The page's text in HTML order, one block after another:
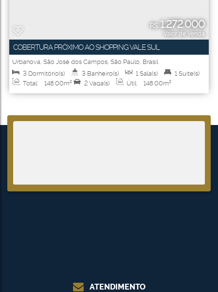
R$1.272.000
Valor de Venda
COBERTURA PRÓXIMO AO SHOPPING VALE SUL
Urbanova, São José dos Campos, São Paulo, Brasil
3 Dormitório(s) 3 Banheiro(s) 1 Sala(s) 1 Suíte(s)
Total:
148.00m² 2 Vaga(s) Útil: 148.00m²
ATENDIMENTO